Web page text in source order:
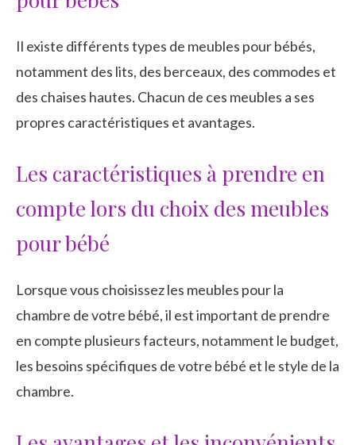
Il existe différents types de meubles pour bébés,
notamment des lits, des berceaux, des commodes et
des chaises hautes. Chacun de ces meubles a ses
propres caractéristiques et avantages.
Les caractéristiques à prendre en
compte lors du choix des meubles
pour bébé
Lorsque vous choisissez les meubles pour la
chambre de votre bébé, il est important de prendre
en compte plusieurs facteurs, notamment le budget,
les besoins spécifiques de votre bébé et le style de la
chambre.